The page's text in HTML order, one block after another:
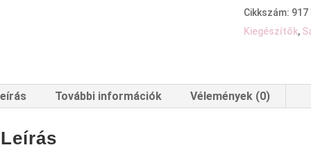
Cikkszám: 917
Kiegészítők,
További információk Vélemények (0)
Leírás